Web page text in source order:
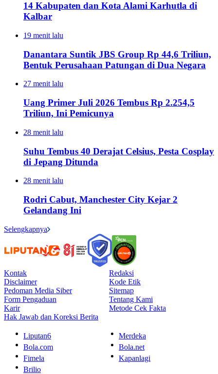
14 Kabupaten dan Kota Alami Karhutla di
Kalbar
19 menit lalu
Danantara Suntik JBS Group Rp 44,6 Triliun,
Bentuk Perusahaan Patungan di Dua Negara
27 menit lalu
Uang Primer Juli 2026 Tembus Rp 2.254,5
Triliun, Ini Pemicunya
28 menit lalu
Suhu Tembus 40 Derajat Celsius, Pesta Cosplay
di Jepang Ditunda
28 menit lalu
Rodri Cabut, Manchester City Kejar 2
Gelandang Ini
Selengkapnya
Kontak
Redaksi
Disclaimer
Kode Etik
Pedoman Media Siber
Sitemap
Form Pengaduan
Tentang Kami
Karir
Metode Cek Fakta
Hak Jawab dan Koreksi Berita
Liputan6
Merdeka
Bola.com
Bola.net
Fimela
Kapanlagi
Brilio